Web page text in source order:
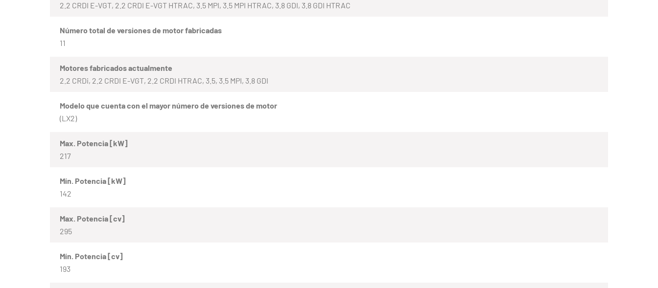
2.2 CRDI E-VGT, 2.2 CRDI E-VGT HTRAC, 3.5 MPI, 3.5 MPI HTRAC, 3.8 GDI, 3.8 GDI HTRAC
Número total de versiones de motor fabricadas
11
Motores fabricados actualmente
2.2 CRDi, 2.2 CRDI E-VGT, 2.2 CRDI HTRAC, 3.5, 3.5 MPI, 3.8 GDI
Modelo que cuenta con el mayor número de versiones de motor
(LX2)
Max. Potencia [kW]
217
Mín. Potencia [kW]
142
Max. Potencia [cv]
295
Mín. Potencia [cv]
193